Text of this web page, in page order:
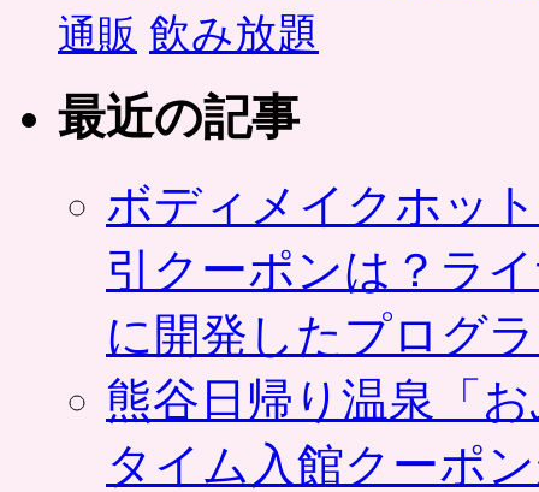
通販 飲み放題
最近の記事
ボディメイクホッ
引クーポンは？ラ
に開発したプログ
熊谷日帰り温泉「
タイム入館クーポ